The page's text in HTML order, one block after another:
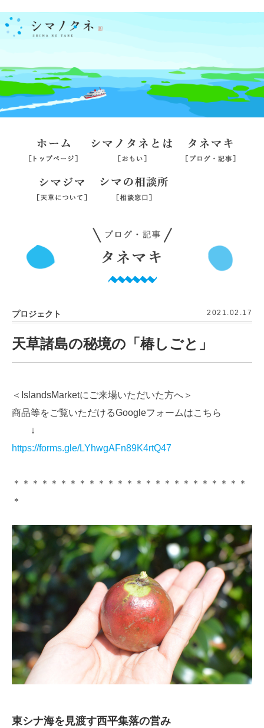
ホーム シマノタネとは
シマジマ
プロジェクト 2021.02.17
天草諸島の秘境の「椿しごと」
＜IslandsMarketにご来場いただいた方へ＞
商品等をご覧いただけるGoogleフォームはこちら
↓
https://forms.gle/LYhwgAFn89K4rtQ47
＊＊＊＊＊＊＊＊＊＊＊＊＊＊＊＊＊＊＊＊＊＊＊＊＊
＊
東シナ海を見渡す西平集落の営み